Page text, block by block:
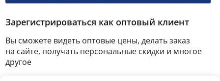
Зарегистрироваться как оптовый клиент
Вы сможете видеть оптовые цены, делать заказ
на сайте, получать персональные скидки и многое
другое